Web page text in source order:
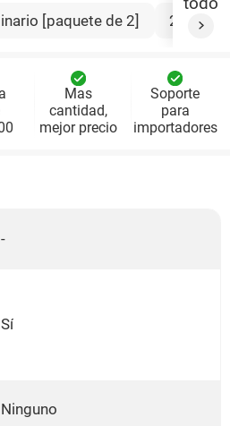
[paquete de 2] 2.0mm5
Mas
cantidad,
mejor precio
Soporte
para
importadores
-
Sí
Ninguno